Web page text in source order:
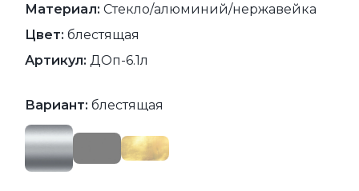
Материал: Стекло/алюминий/нержавейка
Цвет: блестящая
Артикул: ДОп-6.1л
Вариант: блестящая